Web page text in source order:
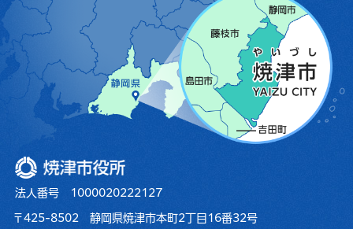
焼津市役所
法人番号 1000020222127
〒425-8502 静岡県焼津市本町2丁目16番32号